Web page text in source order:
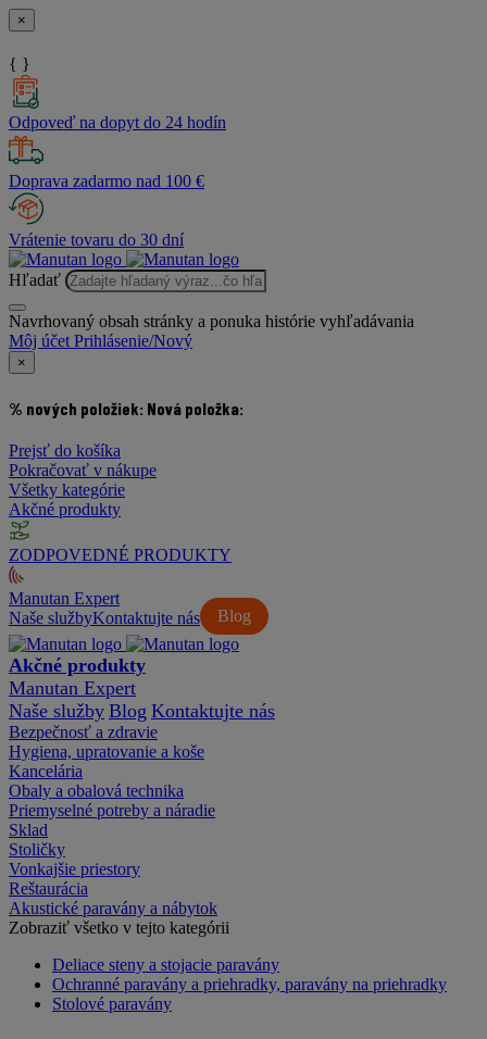
×
{ }
Odpoveď na dopyt do 24 hodín
Doprava zadarmo nad 100 €
Vrátenie tovaru do 30 dní
Hľadať
Navrhovaný obsah stránky a ponuka histórie vyhľadávania
Môj účet Prihlásenie/Nový
×
% nových položiek: Nová položka:
Prejsť do košíka
Pokračovať v nákupe
Všetky kategórie
Akčné produkty
ZODPOVEDNÉ PRODUKTY
Manutan Expert
Naše služby
Blog
Kontaktujte nás
Akčné produkty
Manutan Expert
Naše služby Blog Kontaktujte nás
Bezpečnosť a zdravie
Hygiena, upratovanie a koše
Kancelária
Obaly a obalová technika
Priemyselné potreby a náradie
Sklad
Stoličky
Vonkajšie priestory
Reštaurácia
Akustické paravány a nábytok
Zobraziť všetko v tejto kategórii
Deliace steny a stojacie paravány
Ochranné paravány a priehradky, paravány na priehradky
Stolové paravány